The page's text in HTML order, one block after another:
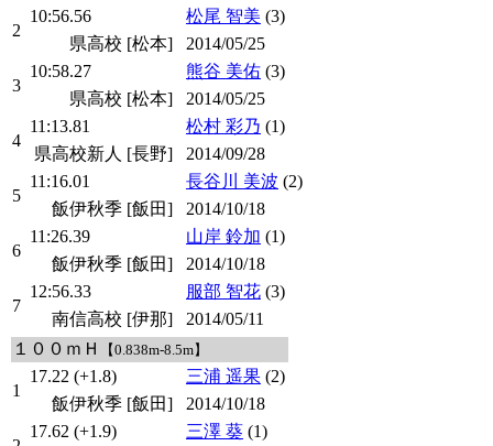
2
10:56.56 松尾 智美 (3)
県高校 [松本]
2014/05/25
3
10:58.27 熊谷 美佑 (3)
県高校 [松本]
2014/05/25
4
11:13.81 松村 彩乃 (1)
県高校新人 [長野]
2014/09/28
5
11:16.01 長谷川 美波 (2)
飯伊秋季 [飯田]
2014/10/18
6
11:26.39 山岸 鈴加 (1)
飯伊秋季 [飯田]
2014/10/18
7
12:56.33 服部 智花 (3)
南信高校 [伊那]
2014/05/11
１００ｍＨ
【0.838m-8.5m】
1
17.22 (+1.8) 三浦 遥果 (2)
飯伊秋季 [飯田]
2014/10/18
17.62 (+1.9) 三澤 葵 (1)